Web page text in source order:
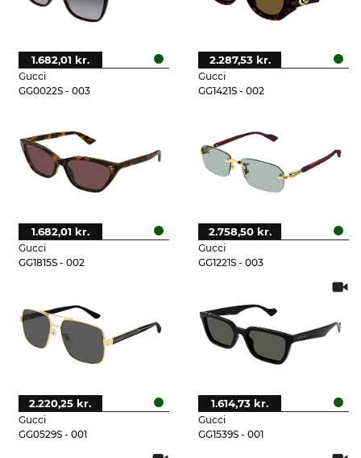
Gucci
GG0022S - 003
1.682,01 kr.
Gucci
GG1421S - 002
2.287,53 kr.
Gucci
GG1815S - 002
1.682,01 kr.
Gucci
GG1221S - 003
2.758,50 kr.
Gucci
GG0529S - 001
2.220,25 kr.
Gucci
GG1539S - 001
1.614,73 kr.